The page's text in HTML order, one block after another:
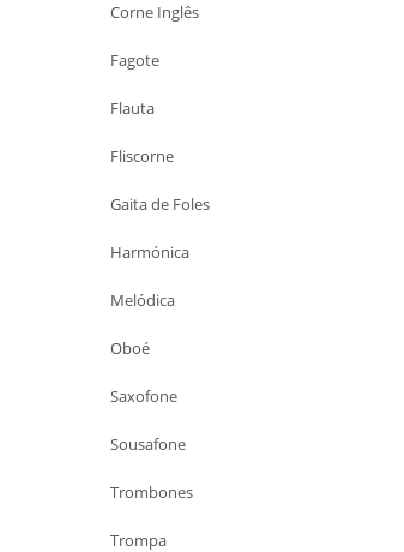
Corne Inglês
Fagote
Flauta
Fliscorne
Gaita de Foles
Harmónica
Melódica
Oboé
Saxofone
Sousafone
Trombones
Trompa